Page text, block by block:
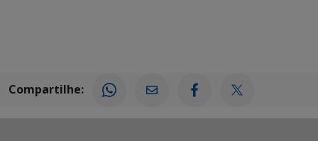
Compartilhe: